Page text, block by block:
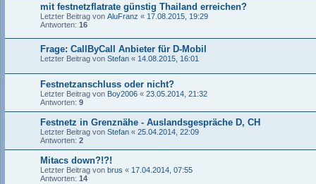
mit festnetzflatrate günstig Thailand erreichen?
Letzter Beitrag von AluFranz « 17.08.2015, 19:29
Antworten: 16
Frage: CallByCall Anbieter für D-Mobil
Letzter Beitrag von Stefan « 14.08.2015, 16:01
Festnetzanschluss oder nicht?
Letzter Beitrag von Boy2006 « 23.05.2014, 21:32
Antworten: 9
Festnetz in Grenznähe - Auslandsgespräche D, CH
Letzter Beitrag von Stefan « 25.04.2014, 22:09
Antworten: 2
Mitacs down?!?!
Letzter Beitrag von brus « 17.04.2014, 07:55
Antworten: 14